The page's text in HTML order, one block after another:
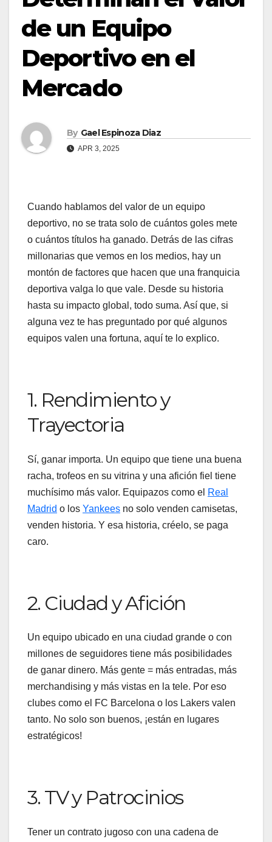
de un Equipo
Deportivo en el
Mercado
By Gael Espinoza Diaz
APR 3, 2025
Cuando hablamos del valor de un equipo
deportivo, no se trata solo de cuántos goles mete
o cuántos títulos ha ganado. Detrás de las cifras
millonarias que vemos en los medios, hay un
montón de factores que hacen que una franquicia
deportiva valga lo que vale. Desde su historia
hasta su impacto global, todo suma. Así que, si
alguna vez te has preguntado por qué algunos
equipos valen una fortuna, aquí te lo explico.
1. Rendimiento y
Trayectoria
Sí, ganar importa. Un equipo que tiene una buena
racha, trofeos en su vitrina y una afición fiel tiene
muchísimo más valor. Equipazos como el Real
Madrid o los Yankees no solo venden camisetas,
venden historia. Y esa historia, créelo, se paga
caro.
2. Ciudad y Afición
Un equipo ubicado en una ciudad grande o con
millones de seguidores tiene más posibilidades
de ganar dinero. Más gente = más entradas, más
merchandising y más vistas en la tele. Por eso
clubes como el FC Barcelona o los Lakers valen
tanto. No solo son buenos, ¡están en lugares
estratégicos!
3. TV y Patrocinios
Tener un contrato jugoso con una cadena de